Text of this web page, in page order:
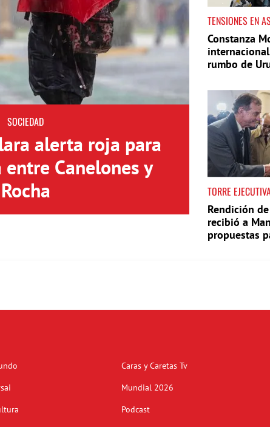
SOCIEDAD
alerta roja para
Canelones y
Rocha
TENSIONES EN
Constanza
rumbo de
TORRE
Rendición
recibió a
propuestas
Caras y Caretas Tv
Mundial 2026
Podcast